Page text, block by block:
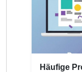
Häufige